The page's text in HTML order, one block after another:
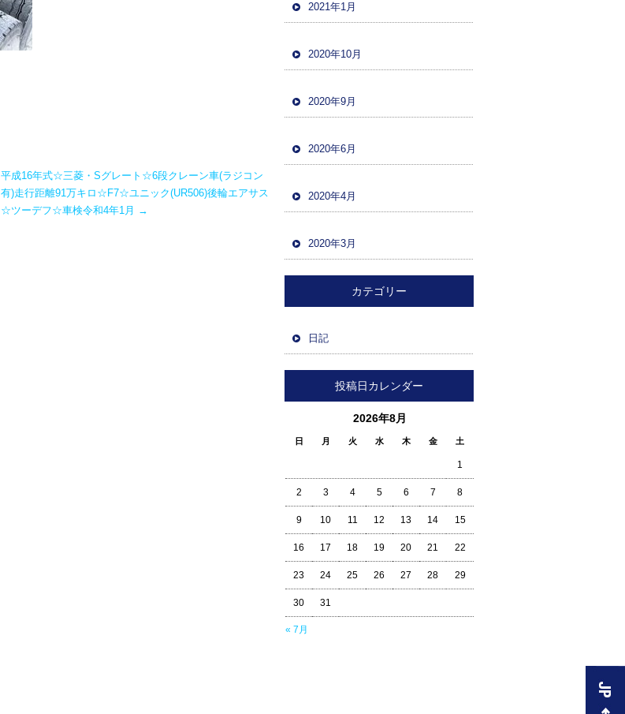
平成16年式☆三菱・Sグレート☆6段クレーン車(ラジコン
有)走行距離91万キロ☆F7☆ユニック(UR506)後輪エアサス
☆ツーデフ☆車検令和4年1月 →
2021年1月
2020年10月
2020年9月
2020年6月
2020年4月
2020年3月
カテゴリー
日記
投稿日カレンダー
2026年8月
日 月 火 水 木 金 土
« 7月
1
2 3 4 5 6 7 8
9 10 11 12 13 14 15
16 17 18 19 20 21 22
23 24 25 26 27 28 29
30 31